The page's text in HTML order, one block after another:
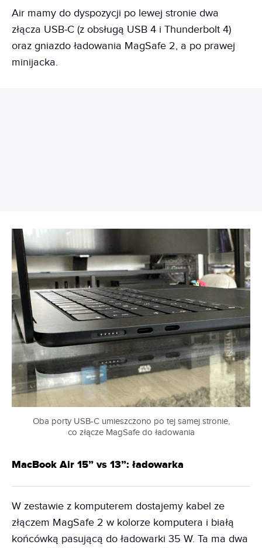
Air mamy do dyspozycji po lewej stronie dwa
złącza USB-C (z obsługą USB 4 i Thunderbolt 4)
oraz gniazdo ładowania MagSafe 2, a po prawej
minijacka.
Oba porty USB-C umieszczono po tej samej stronie,
co złącze MagSafe do ładowania
MacBook Air 15” vs 13”: ładowarka
W zestawie z komputerem dostajemy kabel ze
złączem MagSafe 2 w kolorze komputera i białą
końcówką pasującą do ładowarki 35 W. Ta ma dwa